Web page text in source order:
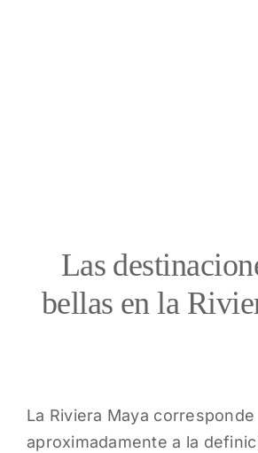
Las
bellas en la
La Riviera Maya corresponde
aproximadamente a la